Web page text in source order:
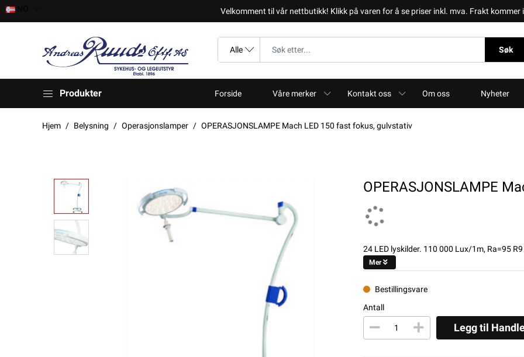
Velkomment til vår nettbutikk! Klikk på varen for å se priser inkl. mva. Frakt kommer
Søk
Produkter Forside Våre merker Kontakt oss Om oss Nyheter
Hjem Belysning Operasjonslamper OPERASJONSLAMPE Mach LED 150 fast fokus, gulvstativ
OPERASJONSLAMPE
24 LED lyskilder. 110 000 Lux/1m, Ra=95
Mer
Bestillingsvare
Antall
Legg til